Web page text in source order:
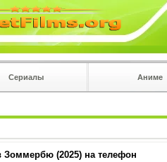
Сериалы Аниме
(2025) на телефон
на троеточие в